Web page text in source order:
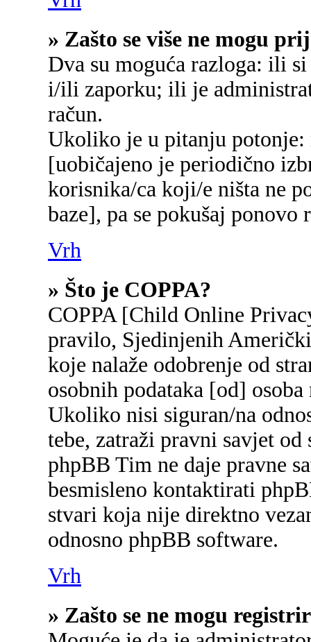
» Zašto se više ne mogu
Dva su moguća razloga: ili
i/ili zaporku; ili je
račun.
Ukoliko je u pitanju potonje:
[uobičajeno je periodično
korisnika/ca koji/e ništa ne
baze], pa se pokušaj ponovo
Vrh
» Što je COPPA?
COPPA [Child Online
pravilo, Sjedinjenih
koje nalaže odobrenje od
osobnih podataka [od]
Ukoliko nisi siguran/na
tebe, zatraži pravni savjet od
phpBB Tim ne daje pravne
besmisleno kontaktirati
stvari koja nije direktno
odnosno phpBB software.
Vrh
» Zašto se ne mogu